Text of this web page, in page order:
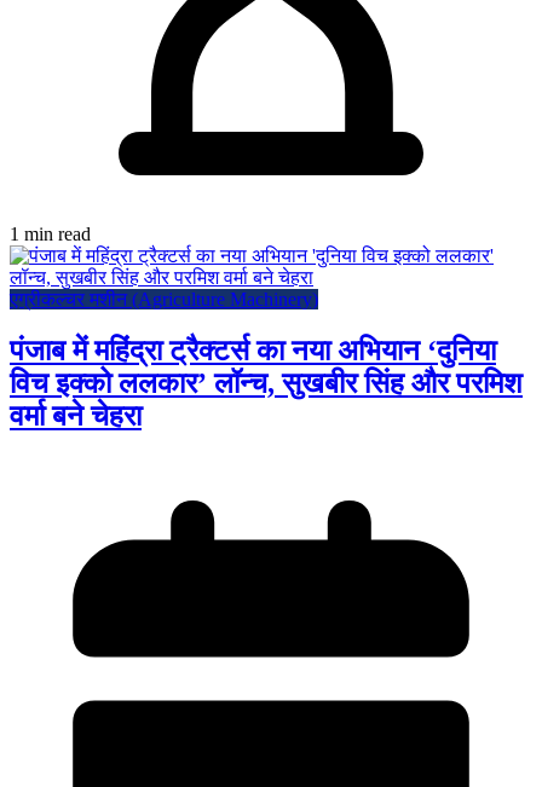
1 min read
एग्रीकल्चर मशीन (Agriculture Machinery)
पंजाब में महिंद्रा ट्रैक्टर्स का नया अभियान ‘दुनिया
विच इक्को ललकार’ लॉन्च, सुखबीर सिंह और परमिश
वर्मा बने चेहरा